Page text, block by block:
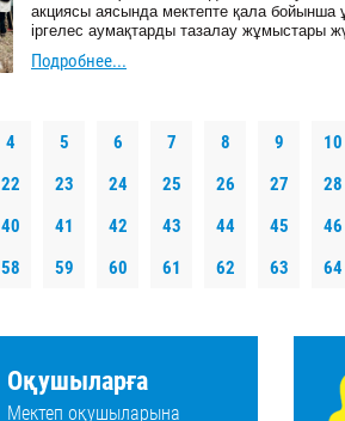
акциясы аясында мектепте қала бойынша
іргелес аумақтарды тазалау жұмыстары
Подробнее...
4 5 6 7 8 9
10
22 23 24 25 26 27
28
40 41 42 43 44 45
46
58 59 60 61 62 63 64
Оқушыларға
Мектеп оқушыларына